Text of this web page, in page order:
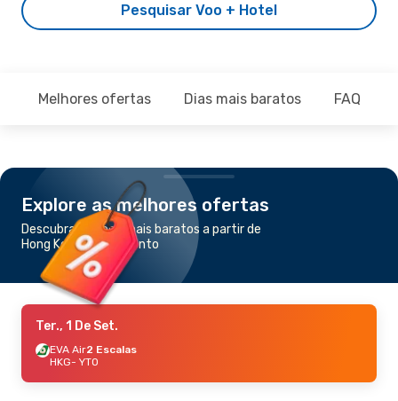
Pesquisar Voo + Hotel
Melhores ofertas Dias mais baratos FAQ
Explore as melhores ofertas
Descubra os voos mais baratos a partir de
Hong Kong para Toronto
Ter., 1 De Set.
EVA Air2 Escalas
HKG- YTO